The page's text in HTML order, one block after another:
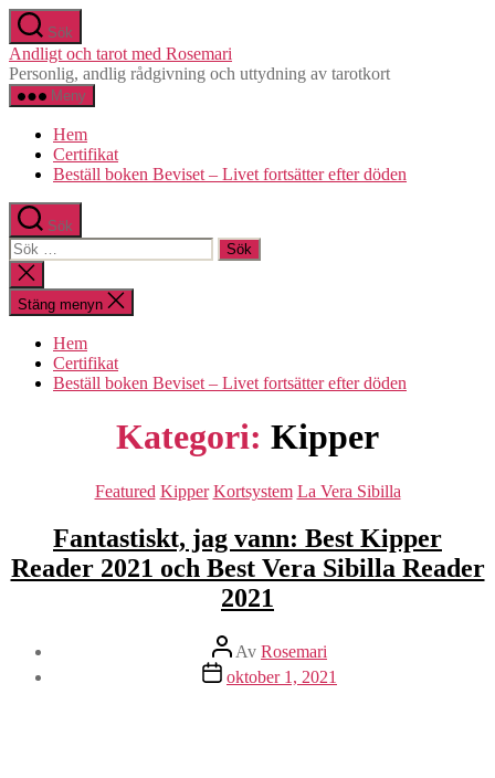
Hoppa
till
innehåll
Sök
Andligt och tarot med Rosemari
Personlig, andlig rådgivning och uttydning av tarotkort
Meny
Hem
Certifikat
Beställ boken Beviset – Livet fortsätter efter döden
Sök
Sök
efter:
Stäng
sökningen
Stäng menyn
Hem
Certifikat
Beställ boken Beviset – Livet fortsätter efter döden
Kategori: Kipper
Kategorier
Featured Kipper Kortsystem La Vera Sibilla
Fantastiskt, jag vann: Best Kipper
Reader 2021 och Best Vera Sibilla Reader
2021
Inläggsförfattare
Av Rosemari
Inläggsdatum
oktober 1, 2021